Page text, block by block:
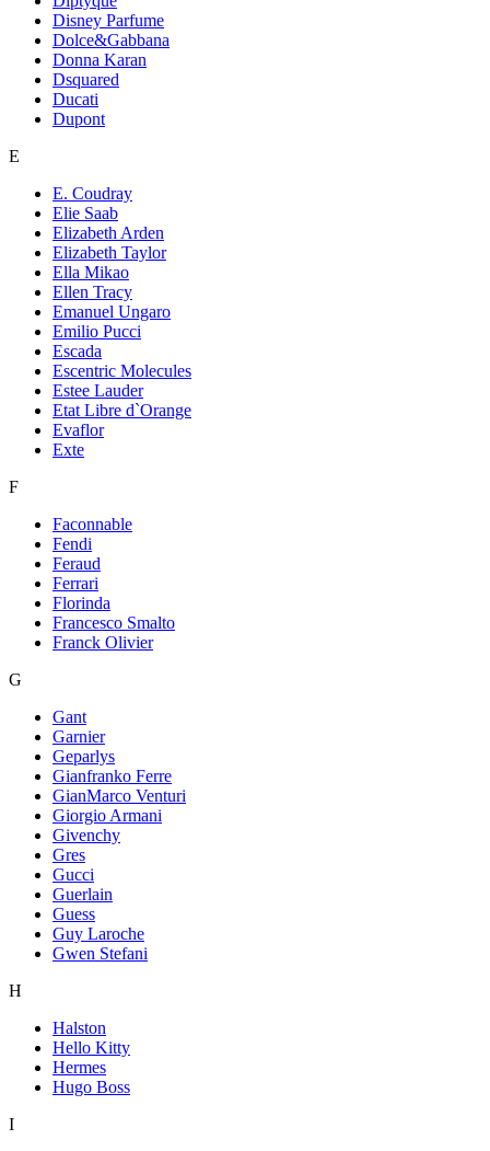
Disney Parfume
Dolce&Gabbana
Donna Karan
Dsquared
Ducati
Dupont
E
E. Coudray
Elie Saab
Elizabeth Arden
Elizabeth Taylor
Ella Mikao
Ellen Tracy
Emanuel Ungaro
Emilio Pucci
Escada
Escentric Molecules
Estee Lauder
Etat Libre d`Orange
Evaflor
Exte
F
Faconnable
Fendi
Feraud
Ferrari
Florinda
Francesco Smalto
Franck Olivier
G
Gant
Garnier
Geparlys
Gianfranko Ferre
GianMarco Venturi
Giorgio Armani
Givenchy
Gres
Gucci
Guerlain
Guess
Guy Laroche
Gwen Stefani
H
Halston
Hello Kitty
Hermes
Hugo Boss
I